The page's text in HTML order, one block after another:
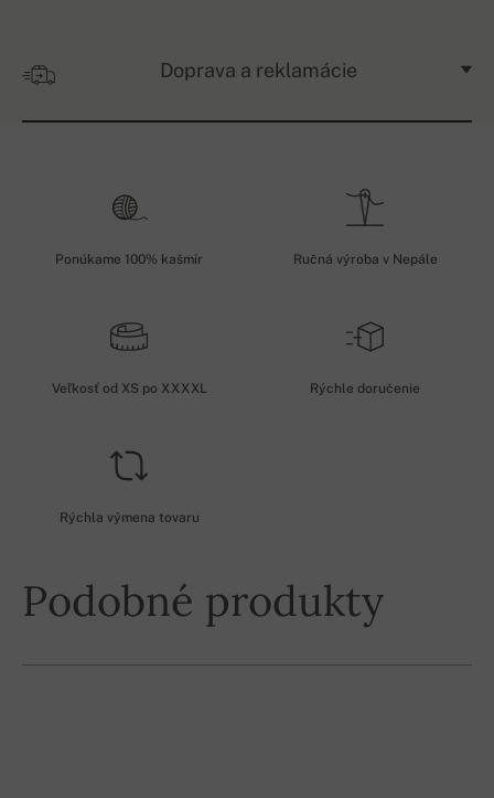
Doprava a reklamácie
Ponúkame 100% kašmír Ručná výroba v Nepále
Veľkosť od XS po XXXXL Rýchle doručenie
Rýchla výmena tovaru
Podobné produkty